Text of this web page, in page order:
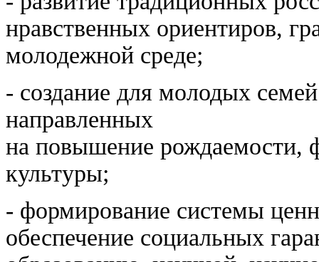
нравственных ориентиров,
молодежной среде;
- создание для молодых
направленных
на повышение рождаемости,
культуры;
- формирование системы
обеспечение социальных